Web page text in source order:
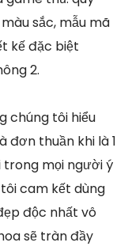
sắc, mẫu mã
kế đặc biệt
2.
chúng tôi hiểu
đơn thuần khi là 1
mọi người ý
cam kết dùng
độc nhất vô
sẽ tràn đầy